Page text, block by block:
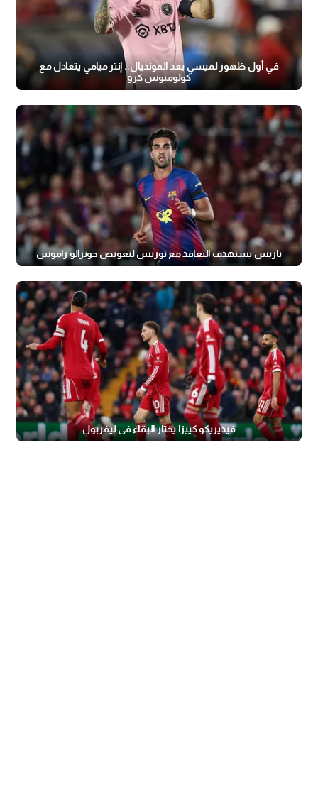
في أول ظهور لميسي بعد المونديال.. إنتر ميامي يتعادل مع
كولومبوس كرو
باريس يستهدف التعاقد مع توريس لتعويض جونزالو راموس
فيديريكو كييزا يختار البقاء في ليفربول